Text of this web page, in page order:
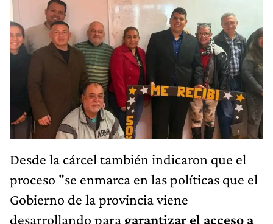
Desde la cárcel también indicaron que el
proceso "se enmarca en las políticas que el
Gobierno de la provincia viene
desarrollando para garantizar el acceso a